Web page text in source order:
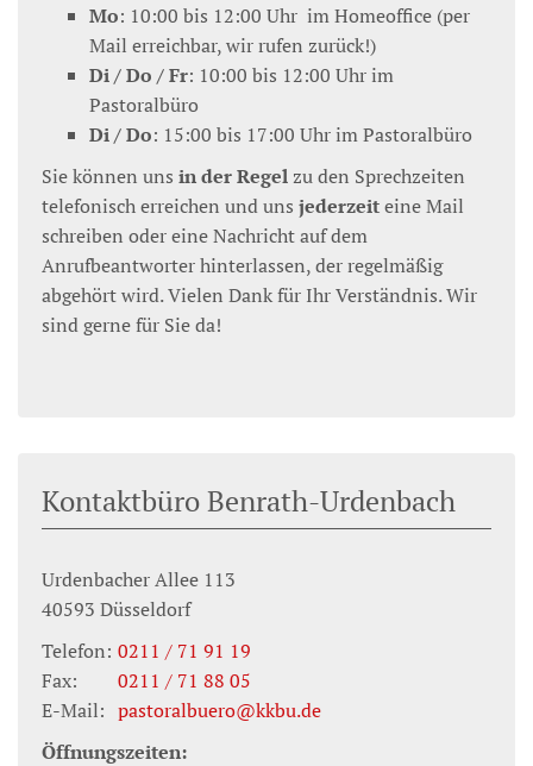
Mo: 10:00 bis 12:00 Uhr im Homeoffice (per
Mail erreichbar, wir rufen zurück!)
Di / Do / Fr: 10:00 bis 12:00 Uhr im
Pastoralbüro
Di / Do: 15:00 bis 17:00 Uhr im Pastoralbüro
Sie können uns in der Regelzu den Sprechzeiten
telefonisch erreichen und uns jederzeiteine Mail
schreiben oder eine Nachricht auf dem
Anrufbeantworter hinterlassen, der regelmäßig
abgehört wird. Vielen Dank für Ihr Verständnis. Wir
sind gerne für Sie da!
Kontaktbüro Benrath-Urdenbach
Urdenbacher Allee 113
40593 Düsseldorf
Telefon: 0211 / 71 91 19
Fax:
0211 / 71 88 05
E-Mail: pastoralbuero@kkbu.de
Öffnungszeiten: